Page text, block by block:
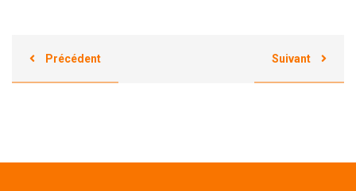
Précédent Suivant